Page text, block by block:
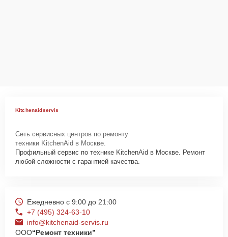
Kitchenaidservis
Сеть сервисных центров по ремонту
техники KitchenAid в Москве.
Профильный сервис по технике KitchenAid в Москве. Ремонт
любой сложности с гарантией качества.
Ежедневно с 9:00 до 21:00
+7 (495) 324-63-10
info@kitchenaid-servis.ru
ООО“Ремонт техники”